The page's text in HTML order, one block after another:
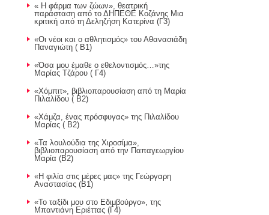
« Η φάρμα των ζώων», θεατρική
παράσταση από το ΔΗΠΕΘΕ Κοζάνης Μια
κριτική από τη Δεληζήση Κατερίνα (Γ3)
«Οι νέοι και ο αθλητισμός» του Αθανασιάδη
Παναγιώτη ( Β1)
«Όσα μου έμαθε ο εθελοντισμός…»της
Μαρίας Τζάρου ( Γ4)
«Χόμπιτ», βιβλιοπαρουσίαση από τη Μαρία
Πιλαλίδου ( Β2)
«Χάμζα, ένας πρόσφυγας» της Πιλαλίδου
Μαρίας ( Β2)
«Τα λουλούδια της Χιροσίμα»,
βιβλιοπαρουσίαση από την Παπαγεωργίου
Μαρία (Β2)
«Η φιλία στις μέρες μας» της Γεώργαρη
Αναστασίας (Β1)
«Το ταξίδι μου στο Εδιμβούργο», της
Μπαντιάνη Εριέττας (Γ4)